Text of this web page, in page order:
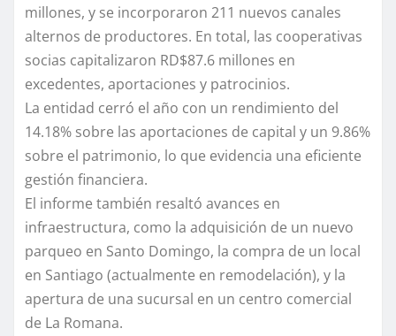
millones, y se incorporaron 211 nuevos canales
alternos de productores. En total, las cooperativas
socias capitalizaron RD$87.6 millones en
excedentes, aportaciones y patrocinios.
La entidad cerró el año con un rendimiento del
14.18% sobre las aportaciones de capital y un 9.86%
sobre el patrimonio, lo que evidencia una eficiente
gestión financiera.
El informe también resaltó avances en
infraestructura, como la adquisición de un nuevo
parqueo en Santo Domingo, la compra de un local
en Santiago (actualmente en remodelación), y la
apertura de una sucursal en un centro comercial
de La Romana.